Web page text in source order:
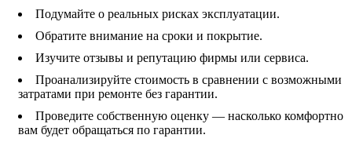
Подумайте о реальных рисках эксплуатации.
Обратите внимание на сроки и покрытие.
Изучите отзывы и репутацию фирмы или сервиса.
Проанализируйте стоимость в сравнении с возможными
затратами при ремонте без гарантии.
Проведите собственную оценку — насколько комфортно
вам будет обращаться по гарантии.